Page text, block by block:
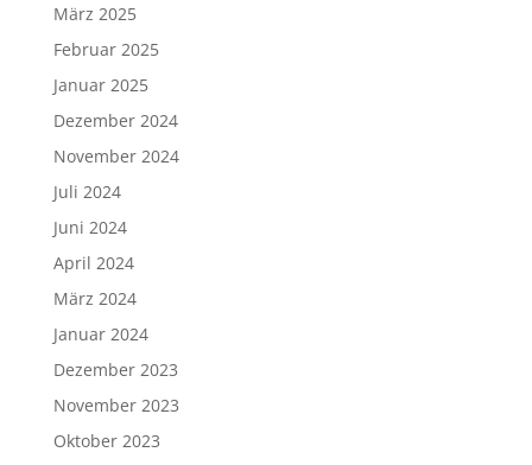
März 2025
Februar 2025
Januar 2025
Dezember 2024
November 2024
Juli 2024
Juni 2024
April 2024
März 2024
Januar 2024
Dezember 2023
November 2023
Oktober 2023